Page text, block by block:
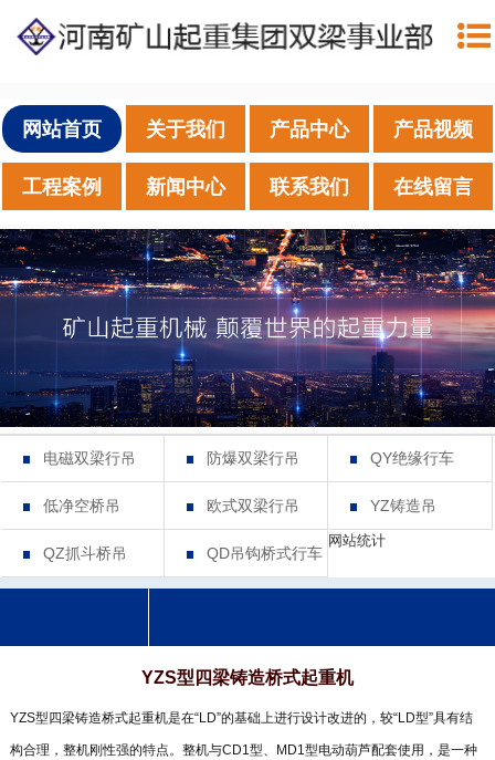
网站首页 关于我们 产品中心 产品视频
工程案例 新闻中心 联系我们 在线留言
电磁双梁行吊 防爆双梁行吊 QY绝缘行车
低净空桥吊 欧式双梁行吊 YZ铸造吊
QZ抓斗桥吊 QD吊钩桥式行车
YZS型四梁铸造桥式起重机
YZS型四梁铸造桥式起重机是在“LD”的基础上进行设计改进的，较“LD型”具有结
构合理，整机刚性强的特点。整机与CD1型、MD1型电动葫芦配套使用，是一种
网站统计